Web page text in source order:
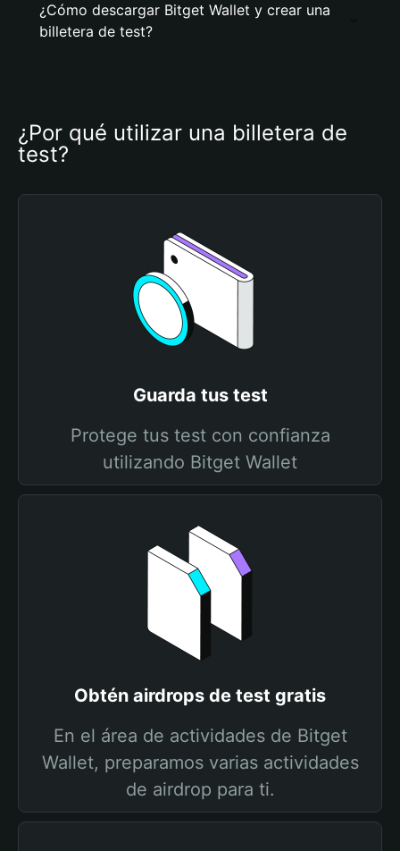
¿Cómo descargar Bitget Wallet y crear una
billetera de test?
¿Por qué utilizar una billetera de
test?
Guarda tus test
Protege tus test con confianza
utilizando Bitget Wallet
Obtén airdrops de test gratis
En el área de actividades de Bitget
Wallet, preparamos varias actividades
de airdrop para ti.